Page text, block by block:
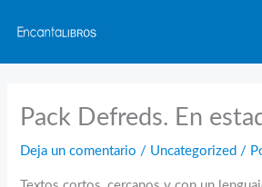
contenido
Pack Defreds. En
Deja un comentario / Uncategorized /